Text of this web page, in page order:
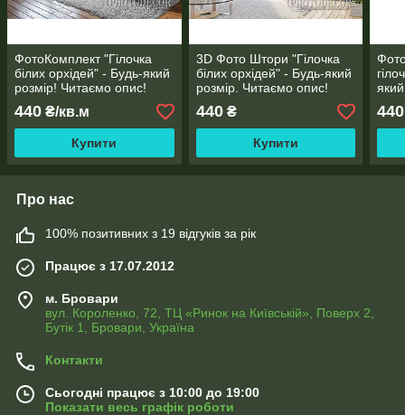
ФотоКомплект "Гілочка
білих орхідей" - Будь-який
розмір! Читаємо опис!
440 ₴/кв.м
Купити
3D Фото Штори "Гілочка
білих орхідей" - Будь-який
розмір. Читаємо опис!
440₴
Купити
440
Про нас
100% позитивних з 19 відгуків за рік
Працює з 17.07.2012
м. Бровари
вул. Короленко, 72, ТЦ «Ринок на Київській», Поверх 2,
Бутік 1, Бровари, Україна
Контакти
Сьогодні працює з 10:00 до 19:00
Показати весь графік роботи